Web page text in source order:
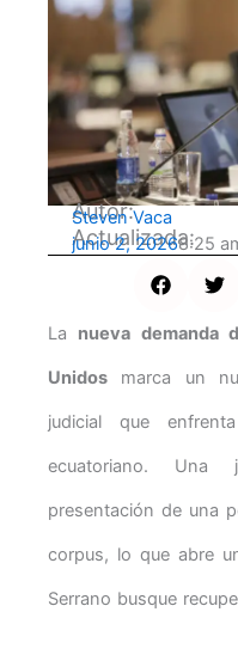
Autor:
Steven Vaca
Actualizada:
junio 2, 20268:25
La nueva demanda
Unidos marca un
judicial que
ecuatoriano. Una
presentación de una
corpus, lo que abre
Serrano busque